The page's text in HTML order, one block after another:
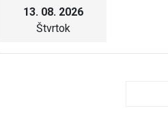
13. 08. 2026
Štvrtok